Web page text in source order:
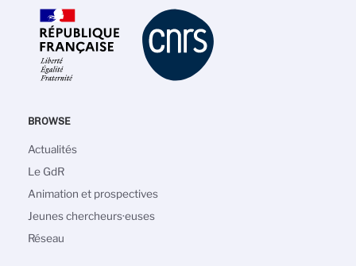
BROWSE
Navigation
principale
Actualités
Le GdR
Animation et prospectives
Jeunes chercheurs·euses
Réseau